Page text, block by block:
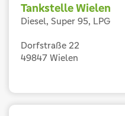
Tankstelle Wielen
Diesel, Super 95, LPG
Dorfstraße 22
49847 Wielen